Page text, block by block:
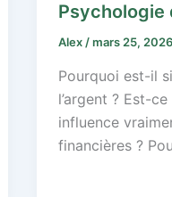
Psychologie
Alex /mars 25, 2026
Pourquoi est-il
l’argent ? Est-
influence
financières ?